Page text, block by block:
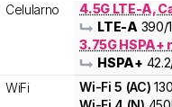
Celularno
4.5G LTE-A,
LTE-A 390/
3.75G HSPA+
HSPA+ 42.2
WiFi
Wi-Fi5 (AC)